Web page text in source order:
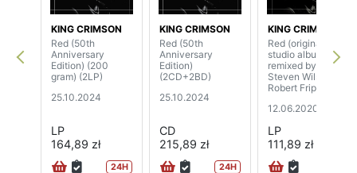
KING CRIMSON
Red (50th
Anniversary
Edition) (200
gram) (2LP)
25.10.2024
LP
164,89 zł
24H
KING CRIMSON
Red (50th
Anniversary
Edition)
(2CD+2BD)
25.10.2024
CD
215,89 zł
24H
KING CRIMSON
Red (original
studio album
remixed by
Steven Wilson &
Robert Fripp)
12.06.2020
LP
111,89 zł